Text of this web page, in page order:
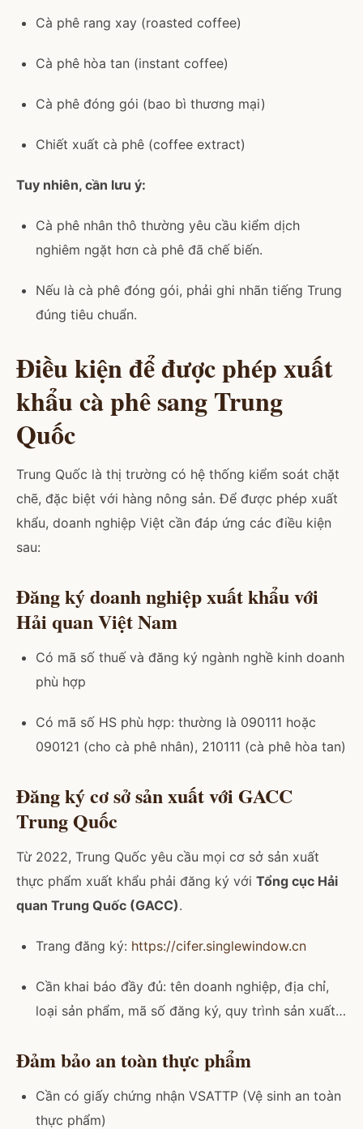
Cà phê rang xay (roasted coffee)
Cà phê hòa tan (instant coffee)
Cà phê đóng gói (bao bì thương mại)
Chiết xuất cà phê (coffee extract)
Tuy nhiên, cần lưu ý:
Cà phê nhân thô thường yêu cầu kiểm dịch
nghiêm ngặt hơn cà phê đã chế biến.
Nếu là cà phê đóng gói, phải ghi nhãn tiếng Trung
đúng tiêu chuẩn.
Điều kiện để được phép xuất
khẩu cà phê sang Trung
Quốc
Trung Quốc là thị trường có hệ thống kiểm soát chặt
chẽ, đặc biệt với hàng nông sản. Để được phép xuất
khẩu, doanh nghiệp Việt cần đáp ứng các điều kiện
sau:
Đăng ký doanh nghiệp xuất khẩu với
Hải quan Việt Nam
Có mã số thuế và đăng ký ngành nghề kinh doanh
phù hợp
Có mã số HS phù hợp: thường là 090111 hoặc
090121 (cho cà phê nhân), 210111 (cà phê hòa tan)
Đăng ký cơ sở sản xuất với GACC
Trung Quốc
Từ 2022, Trung Quốc yêu cầu mọi cơ sở sản xuất
thực phẩm xuất khẩu phải đăng ký với Tổng cục Hải
quan Trung Quốc (GACC).
Trang đăng ký: https://cifer.singlewindow.cn
Cần khai báo đầy đủ: tên doanh nghiệp, địa chỉ,
loại sản phẩm, mã số đăng ký, quy trình sản xuất…
Đảm bảo an toàn thực phẩm
Cần có giấy chứng nhận VSATTP (Vệ sinh an toàn
thực phẩm)